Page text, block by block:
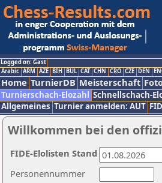
Logged on: Gast
Arabic ARM AZE BIH BUL CAT CHN CRO CZE DEN
Home TurnierDB Meisterschaft
Turnierschach-Elozahl Schnellschach-
Allgemeines Turnier anmelden: AUT
Willkommen bei den
Personennummer
FIDE-Elolisten Stand